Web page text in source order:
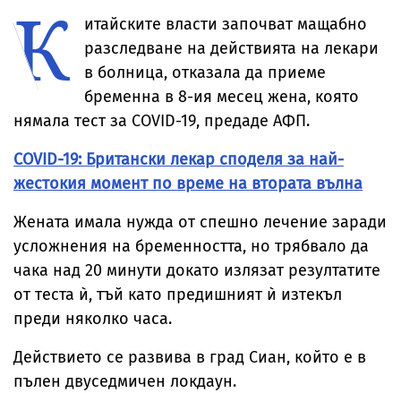
К
итайските власти започват мащабно
разследване на действията на лекари
в болница, отказала да приеме
бременна в 8-ия месец жена, която
нямала тест за COVID-19, предаде АФП.
COVID-19: Британски лекар споделя за най-
жестокия момент по време на втората вълна
Жената имала нужда от спешно лечение заради
усложнения на бременността, но трябвало да
чака над 20 минути докато излязат резултатите
от теста ѝ, тъй като предишният ѝ изтекъл
преди няколко часа.
Действието се развива в град Сиан, който е в
пълен двуседмичен локдаун.